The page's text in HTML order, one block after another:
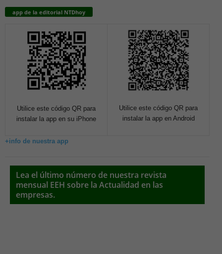
app de la editorial NTDhoy
Utilice este código QR para
instalar la app en su iPhone
Utilice este código QR para
instalar la app en Android
+info de nuestra app
Lea el último número de nuestra revista
mensual EEH sobre la Actualidad en las
empresas.